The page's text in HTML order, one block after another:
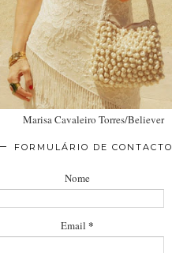
Marisa Cavaleiro Torres/Believer
FORMULÁRIO DE CONTACTO
Nome
Email *